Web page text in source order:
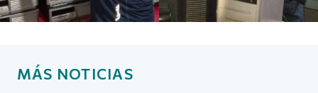
MÁS NOTICIAS